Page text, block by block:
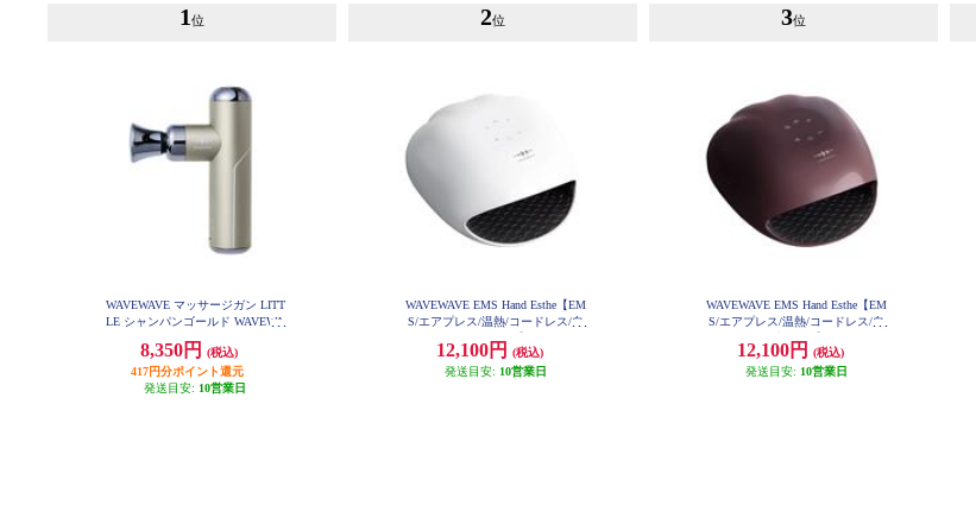
1 位
WAVEWAVE マッサージガン LITT
LE シャンパンゴールド WAVEWA
8,350円
(税込)
417円分ポイント還元
発送目安: 10営業日
2位
WAVEWAVE EMS Hand Esthe【EM
S/エアプレス/温熱/コードレス/自
WH
12,100円
(税込)
発送目安: 10営業日
3位
WAVEWAVE EMS Hand Esthe【EM
S/エアプレス/温熱/コードレス/自
R
12,100円
(税込)
発送目安: 10営業日